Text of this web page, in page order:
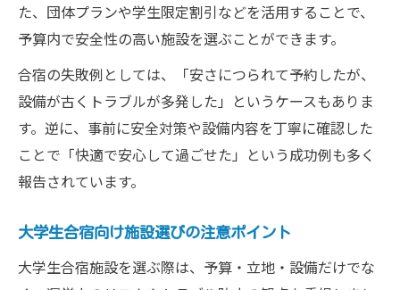
た、団体プランや学生限定割引などを活用することで、
予算内で安全性の高い施設を選ぶことができます。
合宿の失敗例としては、「安さにつられて予約したが、
設備が古くトラブルが多発した」というケースもありま
す。逆に、事前に安全対策や設備内容を丁寧に確認した
ことで「快適で安心して過ごせた」という成功例も多く
報告されています。
大学生合宿向け施設選びの注意ポイント
大学生合宿施設を選ぶ際は、予算・立地・設備だけでな